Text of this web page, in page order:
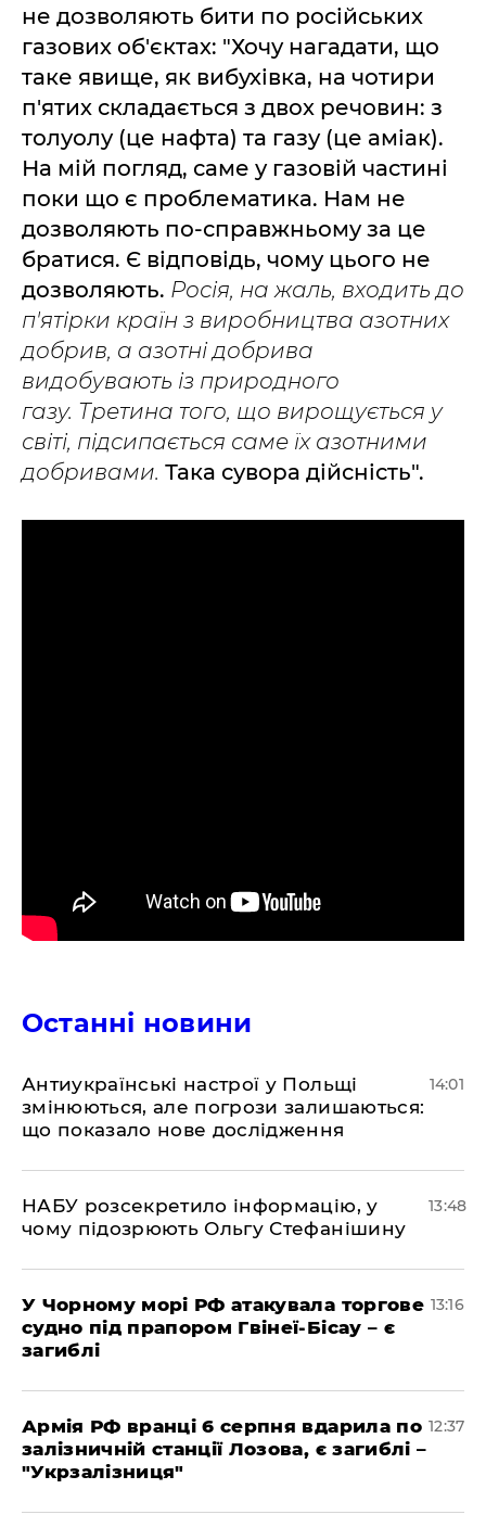
не дозволяють бити по російських
газових об'єктах: "Хочу нагадати, що
таке явище, як вибухівка, на чотири
п'ятих складається з двох речовин: з
толуолу (це нафта) та газу (це аміак).
На мій погляд, саме у газовій частині
поки що є проблематика. Нам не
дозволяють по-справжньому за це
братися. Є відповідь, чому цього не
дозволяють. Росія, на жаль, входить до
п'ятірки країн з виробництва азотних
добрив, а азотні добрива
видобувають із природного
газу. Третина того, що вирощується у
світі, підсипається саме їх азотними
добривами. Така сувора дійсність".
Останні новини
Антиукраїнські настрої у Польщі
змінюються, але погрози залишаються:
що показало нове дослідження
14:01
НАБУ розсекретило інформацію, у
чому підозрюють Ольгу Стефанішину
13:48
У Чорному морі РФ атакувала торгове
судно під прапором Гвінеї-Бісау – є
загиблі
13:16
Армія РФ вранці 6 серпня вдарила по
залізничній станції Лозова, є загиблі –
"Укрзалізниця"
12:37